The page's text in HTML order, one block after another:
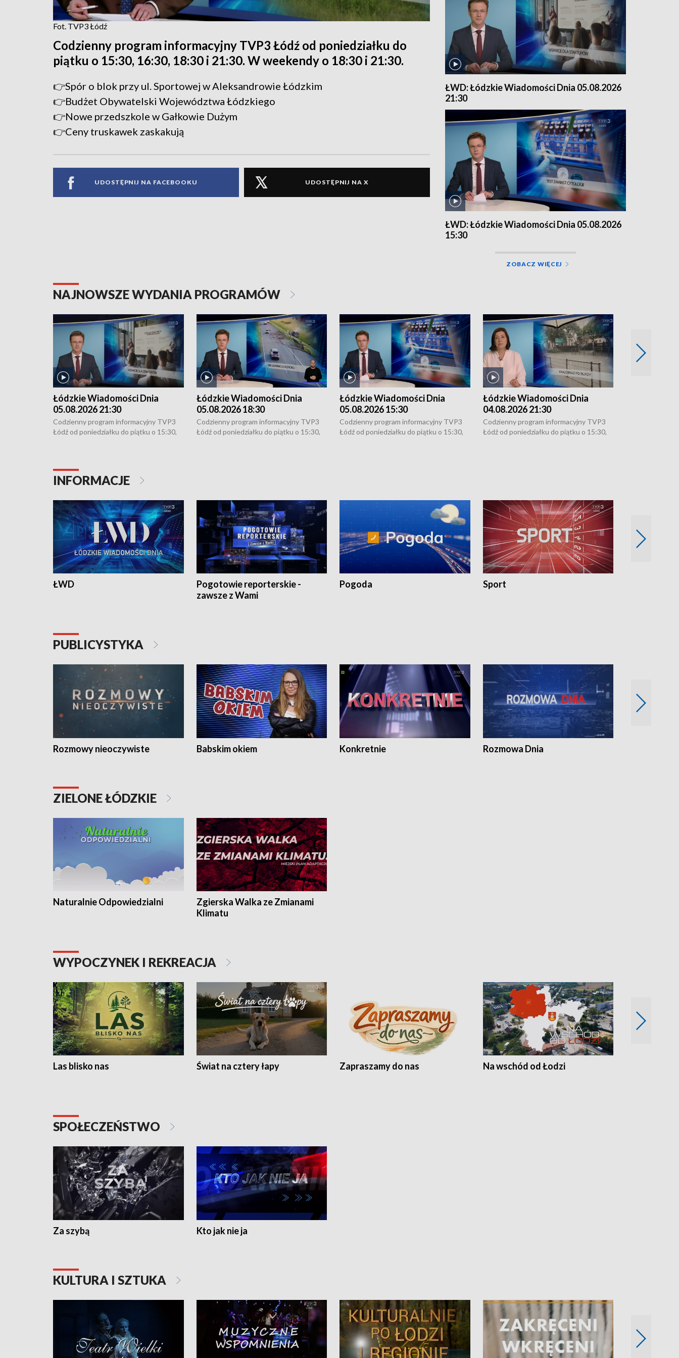
Fot. TVP3 Łódź
Codzienny program informacyjny TVP3 Łódź od poniedziałku do
piątku o 15:30, 16:30, 18:30 i 21:30. W weekendy o 18:30 i 21:30.
👉Spór o blok przy ul. Sportowej w Aleksandrowie Łódzkim
👉Budżet Obywatelski Województwa Łódzkiego
👉Nowe przedszkole w Gałkowie Dużym
👉Ceny truskawek zaskakują
UDOSTĘPNIJ NA FACEBOOKU UDOSTĘPNIJ NA X
ŁWD: Łódzkie Wiadomości Dnia 05.08.2026
21:30
ŁWD: Łódzkie Wiadomości Dnia 05.08.2026
15:30
ZOBACZ WIĘCEJ
NAJNOWSZE WYDANIA PROGRAMÓW
Łódzkie Wiadomości Dnia
05.08.2026 21:30
Codzienny program informacyjny TVP3
Łódź od poniedziałku do piątku o 15:30,
Łódzkie Wiadomości Dnia
05.08.2026 18:30
Codzienny program informacyjny TVP3
Łódź od poniedziałku do piątku o 15:30,
Łódzkie Wiadomości Dnia
05.08.2026 15:30
Codzienny program informacyjny TVP3
Łódź od poniedziałku do piątku o 15:30,
Łódzkie Wiadomości Dnia
04.08.2026 21:30
Codzienny program informacyjny TVP3
Łódź od poniedziałku do piątku o 15:30,
INFORMACJE
ŁWD
Pogotowie reporterskie -
zawsze z Wami
Pogoda Sport
PUBLICYSTYKA
Rozmowy nieoczywiste Babskim okiem Konkretnie Rozmowa Dnia
ZIELONE ŁÓDZKIE
Naturalnie Odpowiedzialni
Zgierska Walka ze Zmianami
Klimatu
WYPOCZYNEK I REKREACJA
Las blisko nas Świat na cztery łapy Zapraszamy do nas Na wschód od Łodzi
SPOŁECZEŃSTWO
Za szybą Kto jak nie ja
KULTURA I SZTUKA